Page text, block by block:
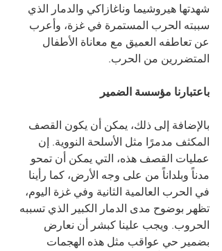
شهدتها هيروشيما وناغازاكي والدمار الذي
سببته الحرب المستمرة في غزة، وأعرب
عن تعاطفه العميق مع معاناة الأطفال
المتضررين من الحرب.
باعتبارنا مؤسسة الضمير
بالإضافة إلى ذلك، يمكن أن يكون القصف
المكثف مدمرًا مثل الأسلحة النووية. إن
عمليات القصف هذه، التي يمكن أن تمحو
مدناً وبلداناً من على وجه الأرض، كما رأينا
في الحرب العالمية الثانية وفي غزة اليوم،
تظهر بوضوح مدى الدمار الكبير الذي تسببه
الحروب. ويجب علينا كبشر أن نعارض
بضمير حي عواقب مثل هذه الهجمات